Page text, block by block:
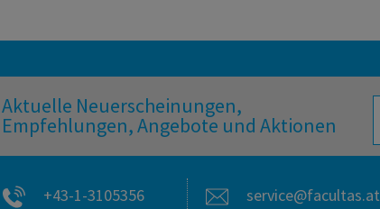
Aktuelle Neuerscheinungen,
Empfehlungen, Angebote und Aktionen
+43-1-3105356 service@facultas.at